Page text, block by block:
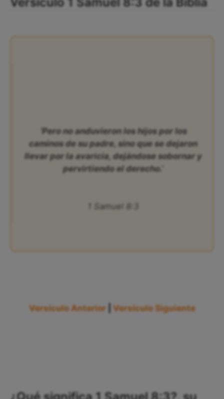
‘Pero no anduvieron los hijos por los
caminos de su padre, sino que se dejaron
llevar por la avaricia, dejándose sobornar y
pervirtiendo el derecho.’
1 Samuel 8:3
Versículo Anterior Versículo Siguiente